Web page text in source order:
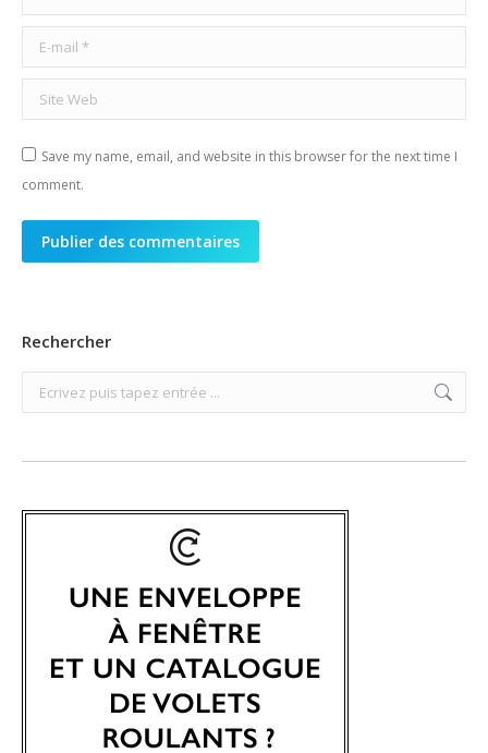
E-mail *
Site Web
Save my name, email, and website in this browser for the next time I
comment.
Publier des commentaires
Rechercher
Search: